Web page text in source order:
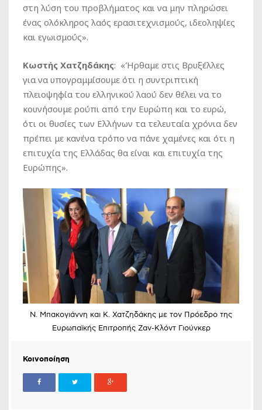
στη λύση του προβλήματος και να μην πληρώσει
ένας ολόκληρος λαός ερασιτεχνισμούς, ιδεοληψίες
και εγωισμούς».
Κωστής Χατζηδάκης: «Ήρθαμε στις Βρυξέλλες
για να υπογραμμίσουμε ότι η συντριπτική
πλειοψηφία του ελληνικού λαού δεν θέλει να το
κουνήσουμε ρούπι από την Ευρώπη και το ευρώ,
ότι οι θυσίες των Ελλήνων τα τελευταία χρόνια δεν
πρέπει με κανένα τρόπο να πάνε χαμένες και ότι η
επιτυχία της Ελλάδας θα είναι και επιτυχία της
Ευρώπης».
Ν. Μπακογιάννη και Κ. Χατζηδάκης με τον Πρόεδρο της
Ευρωπαϊκής Επιτροπής Ζαν-Κλόντ Γιούνκερ
Κοινοποίηση